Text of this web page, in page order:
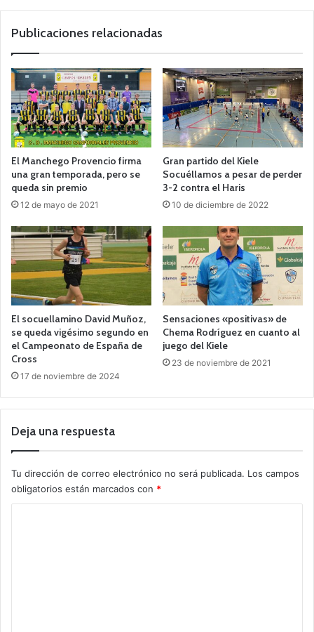
we
Publicaciones relacionadas
El Manchego Provencio firma
una gran temporada, pero se
queda sin premio
12 de mayo de 2021
Gran partido del Kiele
Socuéllamos a pesar de perder
3-2 contra el Haris
10 de diciembre de 2022
El socuellamino David Muñoz,
se queda vigésimo segundo en
el Campeonato de España de
Cross
17 de noviembre de 2024
Sensaciones «positivas» de
Chema Rodríguez en cuanto al
juego del Kiele
23 de noviembre de 2021
Deja una respuesta
Tu dirección de correo electrónico no será publicada. Los campos
obligatorios están marcados con *